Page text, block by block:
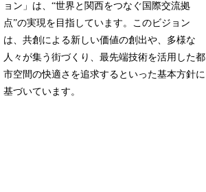
ョン」は、“世界と関西をつなぐ国際交流拠
点”の実現を目指しています。このビジョン
は、共創による新しい価値の創出や、多様な
人々が集う街づくり、最先端技術を活用した都
市空間の快適さを追求するといった基本方針に
基づいています。